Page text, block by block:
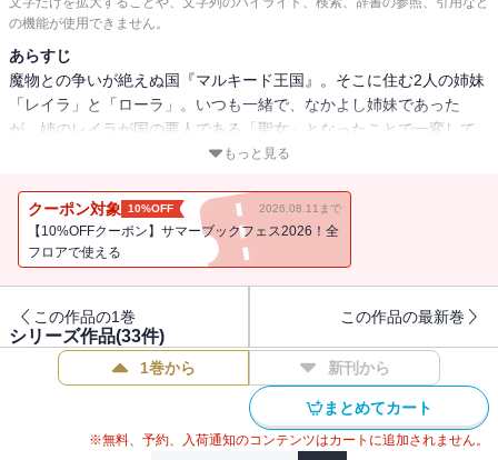
の機能が使用できません。
あらすじ
魔物との争いが絶えぬ国『マルキード王国』。そこに住む2人の姉妹
「レイラ」と「ローラ」。いつも一緒で、なかよし姉妹であった
が、姉のレイラが国の要人である「聖女」となったことで一変して
しまう。貴族の謀略により2人の愛は引き裂かれる――。極悪貴族に
もっと見る
クーポン対象 10%OFF 2026.08.11まで
【10%OFFクーポン】サマーブックフェス2026！全
フロアで使える
この作品の1巻 この作品の最新巻
シリーズ作品(33件)
1巻から 新刊から
まとめてカート
※無料、予約、入荷通知のコンテンツはカートに追加されません。